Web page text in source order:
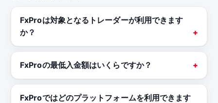
FxProは対象となるトレーダーが利用できます
か？
FxProの最低入金額はいくらですか？
FxProではどのプラットフォームを利用できます